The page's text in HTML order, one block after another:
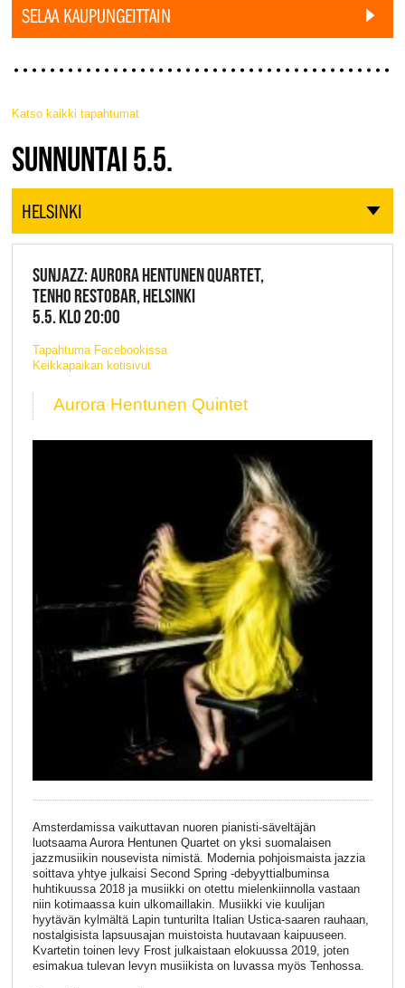
SELAA KAUPUNGEITTAIN
Katso kaikki tapahtumat
JAZZ FINLAND LIVE
SUNNUNTAI 5.5.
HELSINKI
SUNJAZZ: AURORA HENTUNEN QUARTET,
TENHO RESTOBAR, HELSINKI
5.5. KLO 20:00
Tapahtuma Facebookissa
Keikkapaikan kotisivut
Aurora Hentunen Quintet
Amsterdamissa vaikuttavan nuoren pianisti-säveltäjän
luotsaama Aurora Hentunen Quartet on yksi suomalaisen
jazzmusiikin nousevista nimistä. Modernia pohjoismaista jazzia
soittava yhtye julkaisi Second Spring -debyyttialbuminsa
huhtikuussa 2018 ja musiikki on otettu mielenkiinnolla vastaan
niin kotimaassa kuin ulkomaillakin. Musiikki vie kuulijan
hyytävän kylmältä Lapin tunturilta Italian Ustica-saaren rauhaan,
nostalgisista lapsuusajan muistoista huutavaan kaipuuseen.
Kvartetin toinen levy Frost julkaistaan elokuussa 2019, joten
esimakua tulevan levyn musiikista on luvassa myös Tenhossa.